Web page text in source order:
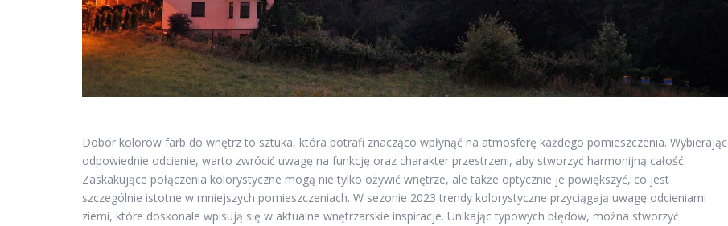
Dobór kolorów farb do wnętrz to sztuka, która potrafi znacząco wpłynąć na atmosferę każdego pomieszczenia. Wybierając
odpowiednie odcienie, warto zwrócić uwagę na funkcję oraz charakter przestrzeni, aby stworzyć harmonijną całość.
Zaskakujące połączenia kolorystyczne mogą nie tylko ożywić wnętrze, ale także optycznie je powiększyć, co jest
szczególnie istotne w mniejszych pomieszczeniach. W sezonie 2023 trendy kolorystyczne przyciągają uwagę odcieniami
ziemi, które doskonale wpisują się w aktualne wnętrzarskie inspiracje. Unikając typowych błędów, można stworzyć